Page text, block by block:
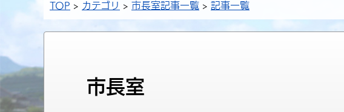
TOP
カテゴリ 市長室記事一覧 記事一覧
市長室